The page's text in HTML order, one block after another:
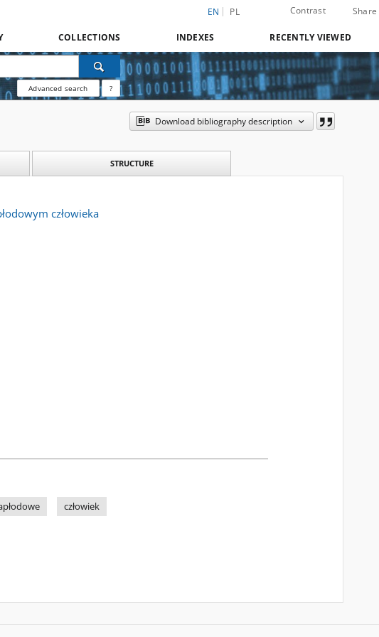
EN PL Contrast Share
COLLECTIONS INDEXES RECENTLY VIEWED
Advanced search ?
Download bibliography description
STRUCTURE
człowieka
człowiek